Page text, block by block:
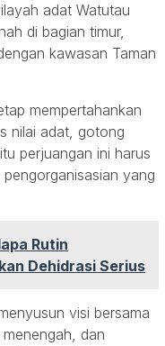
adat Watutau
di bagian timur,
kawasan Taman
mempertahankan
nilai adat, gotong
perjuangan ini harus
yang
Rutin
Dehidrasi Serius
visi bersama
dan